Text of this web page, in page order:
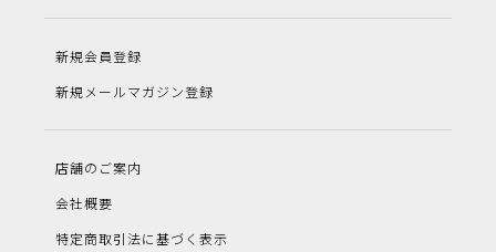
新規会員登録
新規メールマガジン登録
店舗のご案内
会社概要
特定商取引法に基づく表示